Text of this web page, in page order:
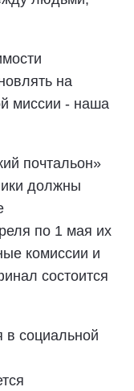
на
миссии - наша
почтальон»
должны
по 1 мая их
комиссии и
состоится
в социальной